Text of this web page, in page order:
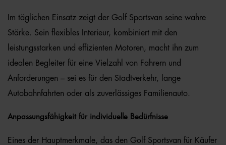
Im täglichen Einsatz zeigt der Golf Sportsvan seine wahre
Stärke. Sein flexibles Interieur, kombiniert mit den
leistungsstarken und effizienten Motoren, macht ihn zum
idealen Begleiter für eine Vielzahl von Fahrern und
Anforderungen – sei es für den Stadtverkehr, lange
Autobahnfahrten oder als zuverlässiges Familienauto.
Anpassungsfähigkeit für individuelle Bedürfnisse
Eines der Hauptmerkmale, das den Golf Sportsvan für Käufer